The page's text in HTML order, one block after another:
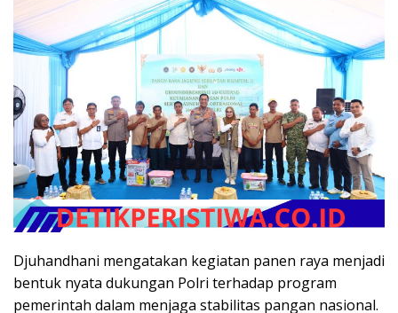
Djuhandhani mengatakan kegiatan panen raya menjadi
bentuk nyata dukungan Polri terhadap program
pemerintah dalam menjaga stabilitas pangan nasional.